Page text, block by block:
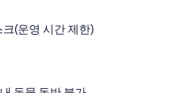
(운영 시간 제한)